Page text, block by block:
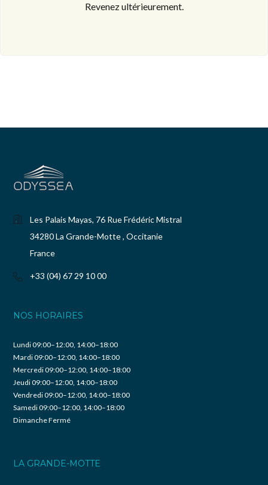
Revenez ultérieurement.
Les Palais Mayas, 76 Rue Frédéric Mistral
34280 La Grande-Motte , Occitanie
France
+33 (04) 67 29 10 00
NOS HORAIRES
Lundi 09:00–12:00, 14:00–18:00
Mardi 09:00–12:00, 14:00–18:00
Mercredi 09:00–12:00, 14:00–18:00
Jeudi 09:00–12:00, 14:00–18:00
Vendredi 09:00–12:00, 14:00–18:00
Samedi 09:00–12:00, 14:00–18:00
Dimanche Fermé
LA GRANDE-MOTTE